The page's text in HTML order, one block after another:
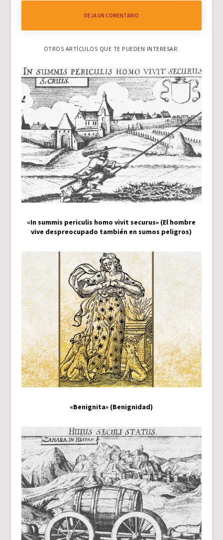
DEJA UN COMENTARIO
OTROS ARTÍCULOS QUE TE PUEDEN INTERESAR:
«In summis periculis homo vivit securus» (El hombre
vive despreocupado también en sumos peligros)
«Benignita» (Benignidad)